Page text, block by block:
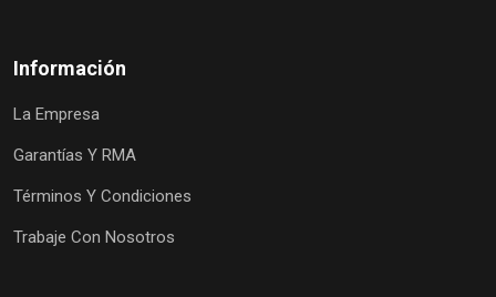
Información
La Empresa
Garantías Y RMA
Términos Y Condiciones
Trabaje Con Nosotros